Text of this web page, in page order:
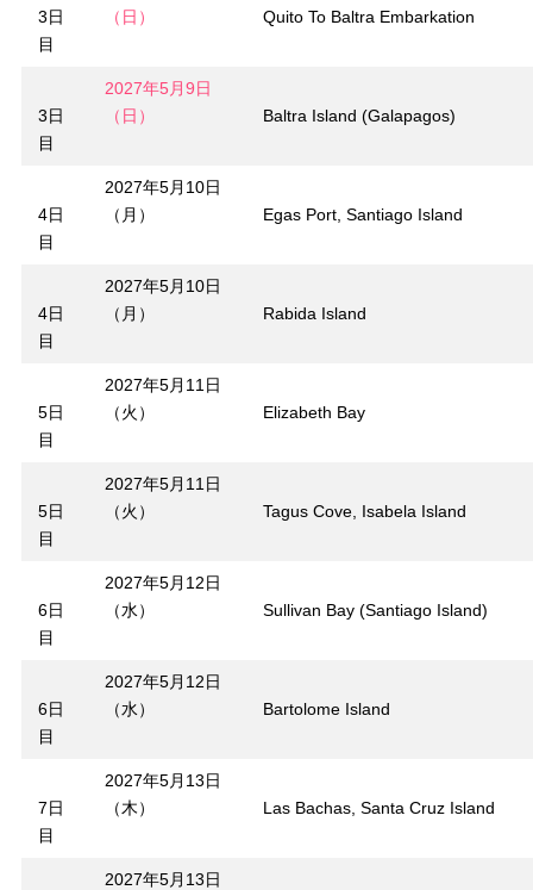
3日
目
（日）
Quito To Baltra Embarkation
3日
目
2027年5月9日
（日）
Baltra Island (Galapagos)
4日
目
2027年5月10日
（月）
Egas Port, Santiago Island
4日
目
2027年5月10日
（月）
Rabida Island
5日
目
2027年5月11日
（火）
Elizabeth Bay
5日
目
2027年5月11日
（火）
Tagus Cove, Isabela Island
6日
目
2027年5月12日
（水）
Sullivan Bay (Santiago Island)
6日
目
2027年5月12日
（水）
Bartolome Island
7日
目
2027年5月13日
（木）
Las Bachas, Santa Cruz Island
2027年5月13日